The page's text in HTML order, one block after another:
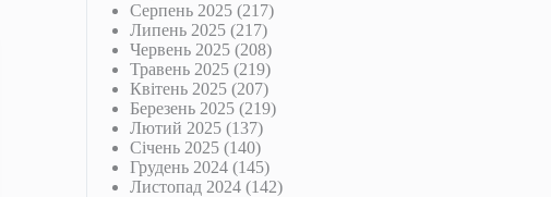
Серпень 2025 (217)
Липень 2025 (217)
Червень 2025 (208)
Травень 2025 (219)
Квітень 2025 (207)
Березень 2025 (219)
Лютий 2025 (137)
Січень 2025 (140)
Грудень 2024 (145)
Листопад 2024 (142)